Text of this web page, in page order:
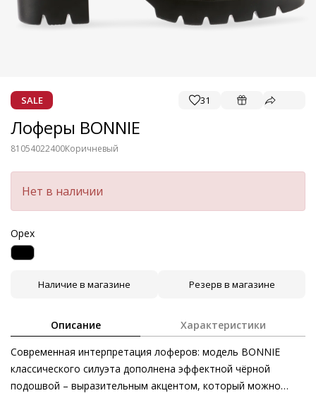
SALE 31
Лоферы BONNIE
81054022400Коричневый
Нет в наличии
Орех
Наличие в магазине Резерв в магазине
Описание Характеристики
Современная интерпретация лоферов: модель BONNIE
классического силуэта дополнена эффектной чёрной
подошвой – выразительным акцентом, который можно